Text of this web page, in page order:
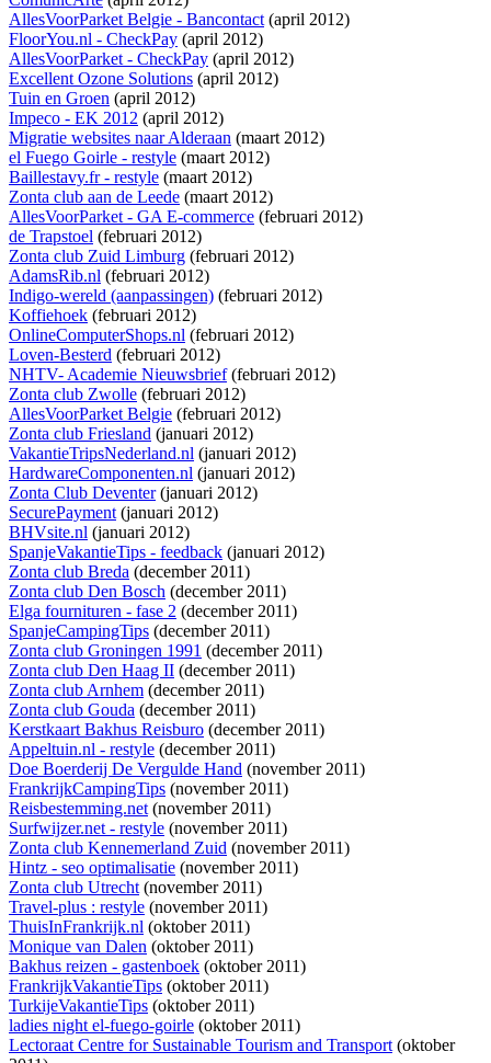
AllesVoorParket Belgie - Bancontact(april 2012)
FloorYou.nl - CheckPay (april 2012)
AllesVoorParket - CheckPay (april 2012)
Excellent Ozone Solutions (april 2012)
Tuin en Groen (april 2012)
Impeco - EK 2012 (april 2012)
Migratie websites naar Alderaan (maart 2012)
el Fuego Goirle - restyle (maart 2012)
Baillestavy.fr - restyle (maart 2012)
Zonta club aan de Leede (maart 2012)
AllesVoorParket - GA E-commerce (februari 2012)
de Trapstoel (februari 2012)
Zonta club Zuid Limburg (februari 2012)
AdamsRib.nl (februari 2012)
Indigo-wereld (aanpassingen) (februari 2012)
Koffiehoek (februari 2012)
OnlineComputerShops.nl (februari 2012)
Loven-Besterd (februari 2012)
NHTV- Academie Nieuwsbrief(februari 2012)
Zonta club Zwolle (februari 2012)
AllesVoorParket Belgie (februari 2012)
Zonta club Friesland (januari 2012)
VakantieTripsNederland.nl (januari 2012)
HardwareComponenten.nl (januari 2012)
Zonta Club Deventer(januari 2012)
SecurePayment(januari 2012)
BHVsite.nl (januari 2012)
SpanjeVakantieTips - feedback (januari 2012)
Zonta club Breda (december 2011)
Zonta club Den Bosch (december 2011)
Elga fournituren - fase 2 (december 2011)
SpanjeCampingTips (december 2011)
Zonta club Groningen 1991 (december 2011)
Zonta club Den Haag II (december 2011)
Zonta club Arnhem (december 2011)
Zonta club Gouda (december 2011)
Kerstkaart Bakhus Reisburo (december 2011)
Appeltuin.nl - restyle (december 2011)
Doe Boerderij De Vergulde Hand (november 2011)
FrankrijkCampingTips (november 2011)
Reisbestemming.net(november 2011)
Surfwijzer.net - restyle (november 2011)
Zonta club Kennemerland Zuid (november 2011)
Hintz - seo optimalisatie (november 2011)
Zonta club Utrecht(november 2011)
Travel-plus : restyle (november 2011)
ThuisInFrankrijk.nl (oktober 2011)
Monique van Dalen (oktober 2011)
Bakhus reizen - gastenboek (oktober 2011)
FrankrijkVakantieTips (oktober 2011)
TurkijeVakantieTips (oktober 2011)
ladies night el-fuego-goirle (oktober 2011)
Lectoraat Centre for Sustainable Tourism and Transport(oktober